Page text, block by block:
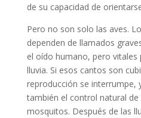
de su capacidad de
Pero no son solo las aves.
dependen de llamados
el oído humano, pero
lluvia. Si esos cantos son
reproducción se interrumpe,
también el control natural
mosquitos. Después de las